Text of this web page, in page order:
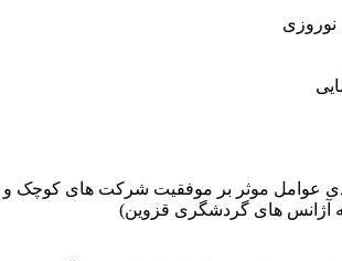
عوامل موثر بر موفقیت شرکت های کوچک و
آژانس های گردشگری قزوین)